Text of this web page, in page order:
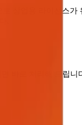
상업용 라이선스
.
면 바로 처리해 드립